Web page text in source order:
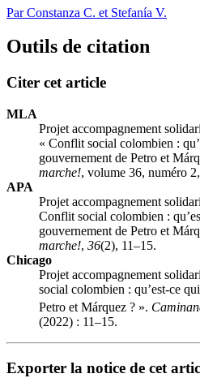
Par Constanza C. et Stefanía V.
Outils de citation
Citer cet article
MLA
Projet accompagnement
« Conflit social colombien :
gouvernement de Petro et
marche!, volume 36, numéro
APA
Projet accompagnement
Conflit social colombien :
gouvernement de Petro et
marche!, 36(2), 11–15.
Chicago
Projet accompagnement
social colombien : qu’est-ce
Petro et Márquez ? ».
(2022) : 11–15.
Exporter la notice de cet